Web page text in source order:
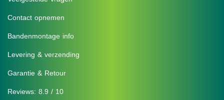
Contact opnemen
Bandenmontage info
Levering & verzending
Garantie & Retour
Reviews: 8.9 / 10